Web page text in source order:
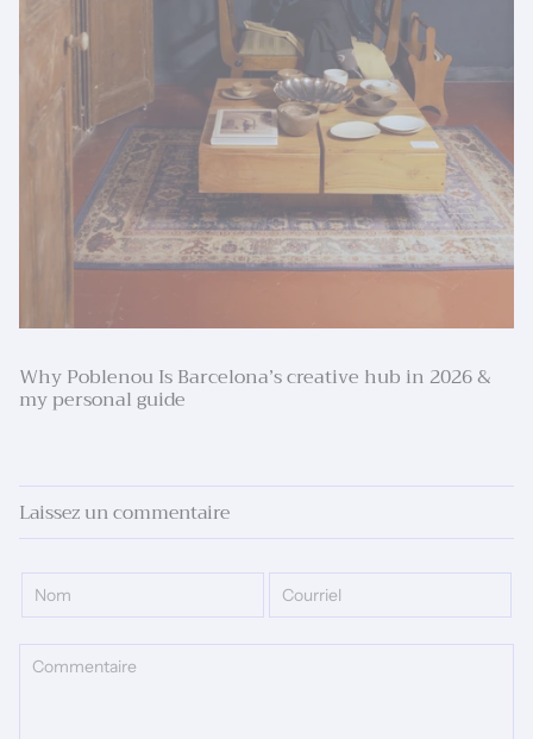
Why Poblenou Is Barcelona’s creative hub in 2026 &
my personal guide
Laissez un commentaire